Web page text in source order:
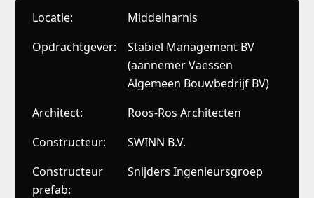
Locatie:
Middelharnis
Opdrachtgever:
Stabiel Management BV
(aannemer Vaessen
Algemeen Bouwbedrijf BV)
Architect:
Roos-Ros Architecten
Constructeur:
SWINN B.V.
Constructeur
prefab:
Snijders Ingenieursgroep